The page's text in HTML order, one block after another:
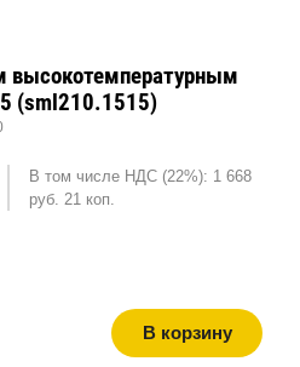
высокотемпературным
(sml210.1515)
В том числе НДС (22%): 1 668
руб. 21 коп.
В корзину